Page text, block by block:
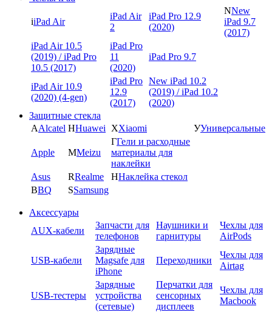
iiPad Air
iPad Air
2
iPad Pro 12.9
(2020)
NNew
iPad 9.7
(2017)
iPad Air 10.5
(2019) / iPad Pro
10.5 (2017)
iPad Pro
11
(2020)
iPad Pro 9.7
iPad Air 10.9
(2020) (4-gen)
iPad Pro
12.9
(2017)
New iPad 10.2
(2019) / iPad 10.2
(2020)
Защитные стекла
AAlcatel HHuawei XXiaomi УУниверсальные
Apple MMeizu
ГГели и расходные
материалы для
наклейки
Asus
RRealme ННаклейка стекол
BBQ SSamsung
Аксессуары
AUX-кабели
Запчасти для
телефонов
Наушники и
гарнитуры
Чехлы для
AirPods
USB-кабели
Зарядные
Magsafe для
iPhone
Переходники
Чехлы для
Airtag
USB-тестеры
Зарядные
устройства
(сетевые)
Перчатки для
сенсорных
дисплеев
Чехлы для
Macbook